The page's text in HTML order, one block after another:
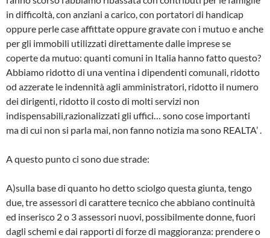
in difficoltà, con anziani a carico, con portatori di handicap
oppure perle case affittate oppure gravate con i mutuo e anche
per gli immobili utilizzati direttamente dalle imprese se
coperte da mutuo: quanti comuni in Italia hanno fatto questo?
Abbiamo ridotto di una ventina i dipendenti comunali, ridotto
od azzerate le indennità agli amministratori, ridotto il numero
dei dirigenti, ridotto il costo di molti servizi non
indispensabili,razionalizzati gli uffici… sono cose importanti
ma di cui non si parla mai, non fanno notizia ma sono REALTA’ .
A questo punto ci sono due strade:
A)sulla base di quanto ho detto sciolgo questa giunta, tengo
due, tre assessori di carattere tecnico che abbiano continuità
ed inserisco 2 o 3 assessori nuovi, possibilmente donne, fuori
dagli schemi e dai rapporti di forze di maggioranza: prendere o